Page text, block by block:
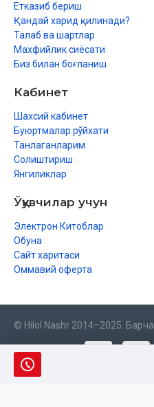
Етказиб бериш
Қандай харид қилинади?
Талаб ва шартлар
Махфийлик сиёсати
Биз билан боғланиш
Кабинет
Шахсий кабинет
Буюртмалар рўйхати
Танлаганларим
Солиштириш
Янгиликлар
Ўқувчилар учун
Электрон Китоблар
Обуна
Сайт харитаси
Оммавий оферта
© Hilol Nashr 2014–2025. Барча